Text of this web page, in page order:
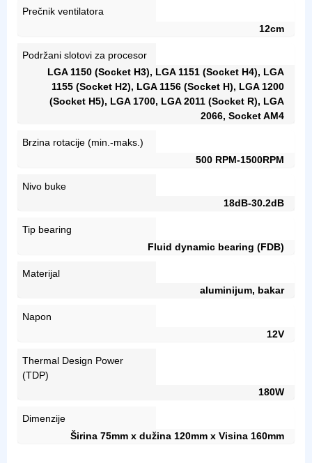
Prečnik ventilatora
12cm
Podržani slotovi za procesor
LGA 1150 (Socket H3), LGA 1151 (Socket H4), LGA
1155 (Socket H2), LGA 1156 (Socket H), LGA 1200
(Socket H5), LGA 1700, LGA 2011 (Socket R), LGA
2066, Socket AM4
Brzina rotacije (min.-maks.)
500 RPM-1500RPM
Nivo buke
18dB-30.2dB
Tip bearing
Fluid dynamic bearing (FDB)
Materijal
aluminijum, bakar
Napon
12V
Thermal Design Power
(TDP)
180W
Dimenzije
Širina 75mm x dužina 120mm x Visina 160mm